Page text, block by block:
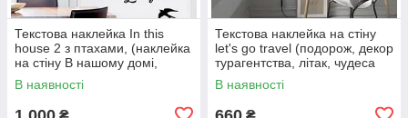
Текстова наклейка In this
house 2 з птахами, (наклейка
на стіну В нашому домі,
стікер У нашому домі)
В наявності
Текстова наклейка на стіну
let's go travel (подорож, декор
турагентства, літак, чудеса
світу)
В наявності